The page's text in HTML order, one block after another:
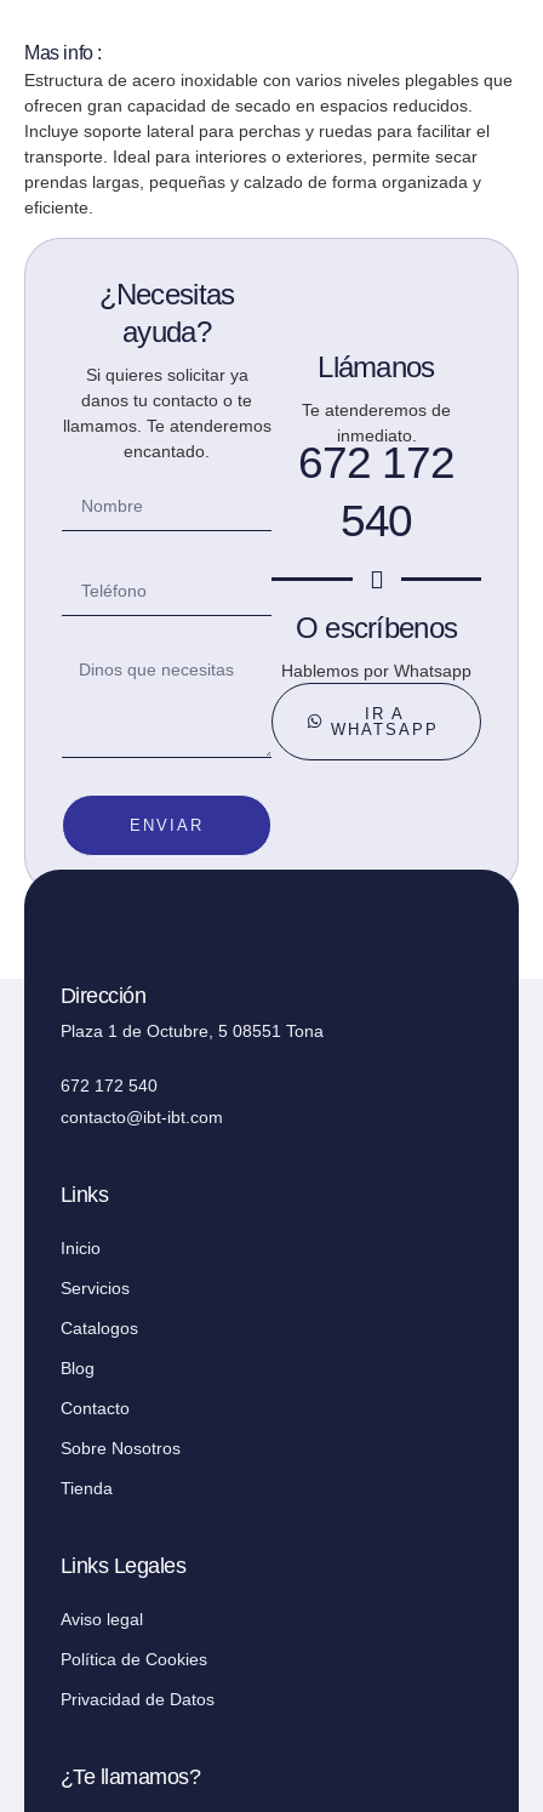
Mas info :
Estructura de acero inoxidable con varios niveles plegables que
ofrecen gran capacidad de secado en espacios reducidos.
Incluye soporte lateral para perchas y ruedas para facilitar el
transporte. Ideal para interiores o exteriores, permite secar
prendas largas, pequeñas y calzado de forma organizada y
eficiente.
¿Necesitas
ayuda?
Si quieres solicitar ya
danos tu contacto o te
llamamos. Te atenderemos
encantado.
ENVIAR
Llámanos
Te atenderemos de
inmediato.
672 172
540
O escríbenos
Hablemos por Whatsapp
IR A
WHATSAPP
Dirección
Plaza 1 de Octubre, 5 08551 Tona
672 172 540
contacto@ibt-ibt.com
Links
Inicio
Servicios
Catalogos
Blog
Contacto
Sobre Nosotros
Tienda
Links Legales
Aviso legal
Política de Cookies
Privacidad de Datos
¿Te llamamos?